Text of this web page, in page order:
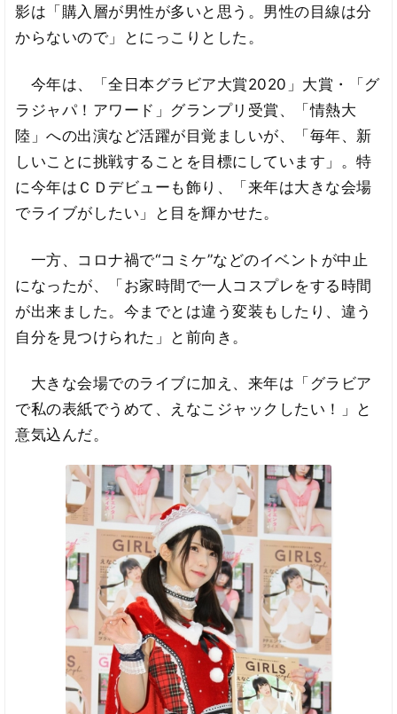
影は「購入層が男性が多いと思う。男性の目線は分
からないので」とにっこりとした。
今年は、「全日本グラビア大賞2020」大賞・「グ
ラジャパ！アワード」グランプリ受賞、「情熱大
陸」への出演など活躍が目覚ましいが、「毎年、新
しいことに挑戦することを目標にしています」。特
に今年はＣＤデビューも飾り、「来年は大きな会場
でライブがしたい」と目を輝かせた。
一方、コロナ禍で“コミケ”などのイベントが中止
になったが、「お家時間で一人コスプレをする時間
が出来ました。今までとは違う変装もしたり、違う
自分を見つけられた」と前向き。
大きな会場でのライブに加え、来年は「グラビア
で私の表紙でうめて、えなこジャックしたい！」と
意気込んだ。